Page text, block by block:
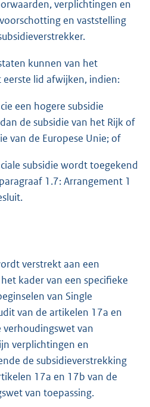
verplichtingen en
en vaststelling
kunnen van het
eerste lid afwijken, indien:
een hogere subsidie
de subsidie van het Rijk of
van de Europese Unie; of
subsidie wordt toegekend
1.7: Arrangement 1
verstrekt aan een
kader van een specifieke
van Single
van de artikelen 17a en
verhoudingswet van
verplichtingen en
de subsidieverstrekking
17a en 17b van de
van toepassing.